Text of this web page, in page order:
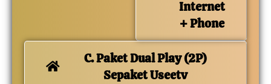
Internet
+ Phone
C. Paket Dual Play (2P)
Sepaket Useetv